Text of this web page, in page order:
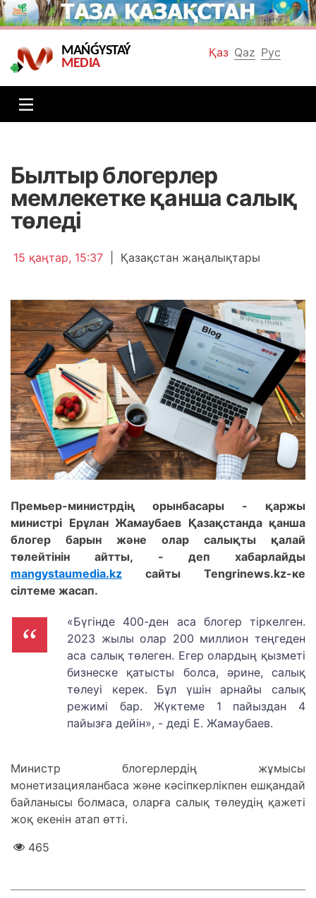
Қаз Qaz Рус
MAŃǴYSTAÝ
MEDIA
Былтыр блогерлер
мемлекетке қанша салық
төледі
15 қаңтар, 15:37 Қазақстан жаңалықтары
Премьер-министрдің орынбасары - қаржы
министрі Ерұлан Жамаубаев Қазақстанда қанша
блогер барын және олар салықты қалай
төлейтінін айтты, - деп хабарлайды
mangystaumedia.kz сайты Tengrinews.kz-ке
сілтеме жасап.
«Бүгінде 400-ден аса блогер тіркелген.
2023 жылы олар 200 миллион теңгеден
аса салық төлеген. Егер олардың қызметі
бизнеске қатысты болса, әрине, салық
төлеуі керек. Бұл үшін арнайы салық
режимі бар. Жүктеме 1 пайыздан 4
пайызға дейін», - деді Е. Жамаубаев.
Министр блогерлердің жұмысы
монетизацияланбаса және кәсіпкерлікпен ешқандай
байланысы болмаса, оларға салық төлеудің қажеті
жоқ екенін атап өтті.
465